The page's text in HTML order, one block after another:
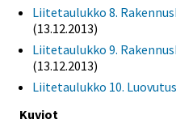
Liitetaulukko 8.
(13.12.2013)
Liitetaulukko 9.
(13.12.2013)
Liitetaulukko 10.
Kuviot